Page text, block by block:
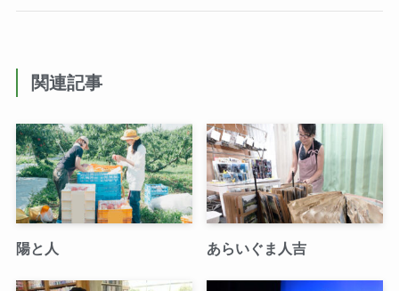
関連記事
陽と人 あらいぐま人吉